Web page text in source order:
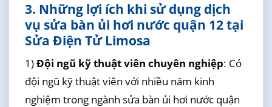
3. Những lợi ích khi sử dụng dịch
vụ sửa bàn ủi hơi nước quận 12 tại
Sửa Điện Tử Limosa
1)Đội ngũ kỹ thuật viên chuyên nghiệp: Có
đội ngũ kỹ thuật viên với nhiều năm kinh
nghiệm trong ngành sửa bàn ủi hơi nước quận